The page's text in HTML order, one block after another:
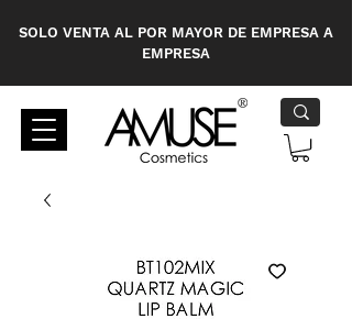
SOLO VENTA AL POR MAYOR DE EMPRESA A
EMPRESA